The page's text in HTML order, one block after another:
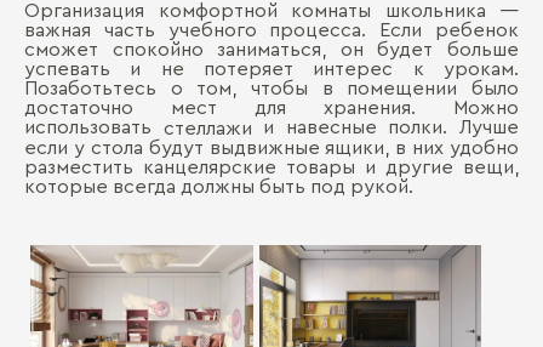
Организация комфортной комнаты школьника —
важная часть учебного процесса. Если ребенок
сможет спокойно заниматься, он будет больше
успевать и не потеряет интерес к урокам.
Позаботьтесь о том, чтобы в помещении было
достаточно мест для хранения. Можно
использовать стеллажи и навесные полки. Лучше
если у стола будут выдвижные ящики, в них удобно
разместить канцелярские товары и другие вещи,
которые всегда должны быть под рукой.